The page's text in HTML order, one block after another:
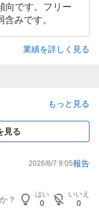
向です。フリー
みです。
業績を詳しく見る
もっと見る
見る
2026/8/7 9:05報告
？
はい
0
いいえ
0